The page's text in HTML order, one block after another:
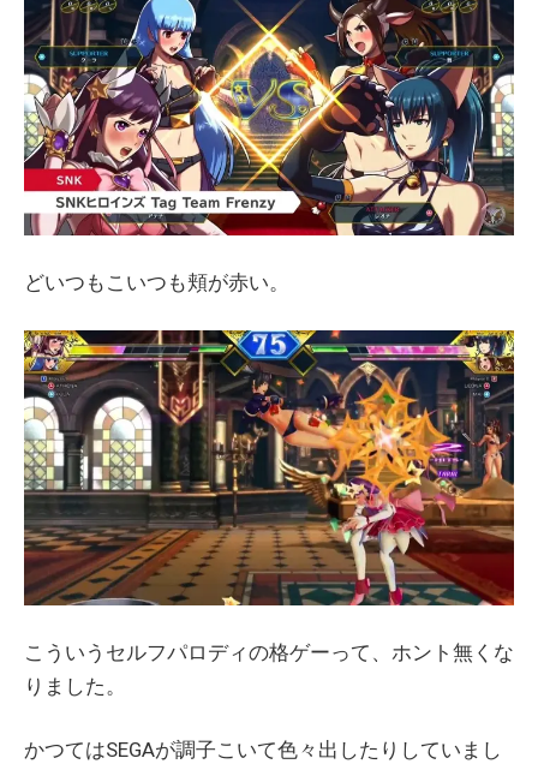
どいつもこいつも頬が赤い。
こういうセルフパロディの格ゲーって、ホント無くな
りました。
かつてはSEGAが調子こいて色々出したりしていまし